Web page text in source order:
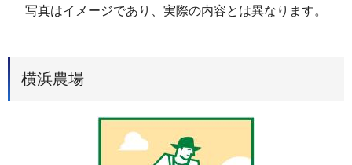
写真はイメージであり、実際の内容とは異なります。
横浜農場